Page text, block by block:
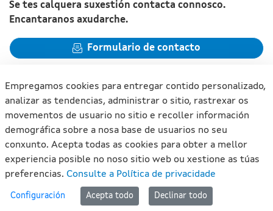
Se tes calquera suxestión contacta connosco.
Encantaranos axudarche.
Formulario de contacto
Xunta de Galicia. Información mantida e publicada na internet
pola Xunta de Galicia
Atención á cidadanía
Accesibilidade
Empregamos cookies para entregar contido personalizado,
analizar as tendencias, administrar o sitio, rastrexar os
movementos de usuario no sitio e recoller información
demográfica sobre a nosa base de usuarios no seu
conxunto. Acepta todas as cookies para obter a mellor
experiencia posible no noso sitio web ou xestione as túas
preferencias. Consulte a Política de privacidade
Configuración Acepta todo Declinar todo